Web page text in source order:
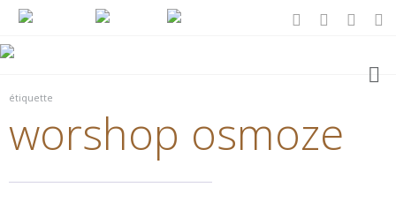
étiquette
worshop osmoze